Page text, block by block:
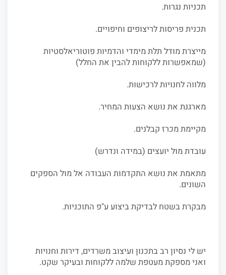
תכניות נגרות.
תכנית פריסות לריצופים וחיפויים.
מייצרת מודל תלת מימדי והדמיות פוטוריאלסטיות
(שמאפשרות ללקוחות להבין את החלל)
מלווה לחנויות לרכישות.
מארגנת את נושא הצעות המחיר.
מקיימת מכרז קבלנים.
עובדת מול יועצים (במידה ונדרש)
מתאמת את נושא התקדמות העבודה אל מול הספקים
השונים.
מבקרת בשטח לבדיקת ביצוע ע"פ התוכניות.
יש לי נסיון רב בתכנון ועיצוב משרדים, דירות וחנויות
ואני מספקת מעטפת שלמה ללקוחות ובעיקר שקט.